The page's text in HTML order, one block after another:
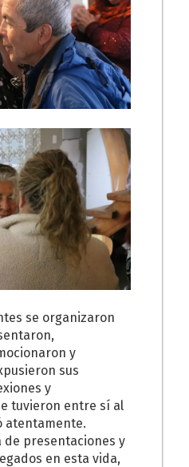
se organizaron
y
sus
y
tuvieron entre sí al
atentamente.
de presentaciones y
en esta vida,